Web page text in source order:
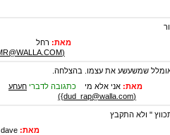
מאת: רחל
(REFRAIMR@WALLA.COM)
אומלל שמשעשע את עצמו. בהצלחה.
מאת: אני אלא מי כתגובה לדברי חעחע
(dud_rap@walla.com})
" ולא התקבץ
מאת: dave